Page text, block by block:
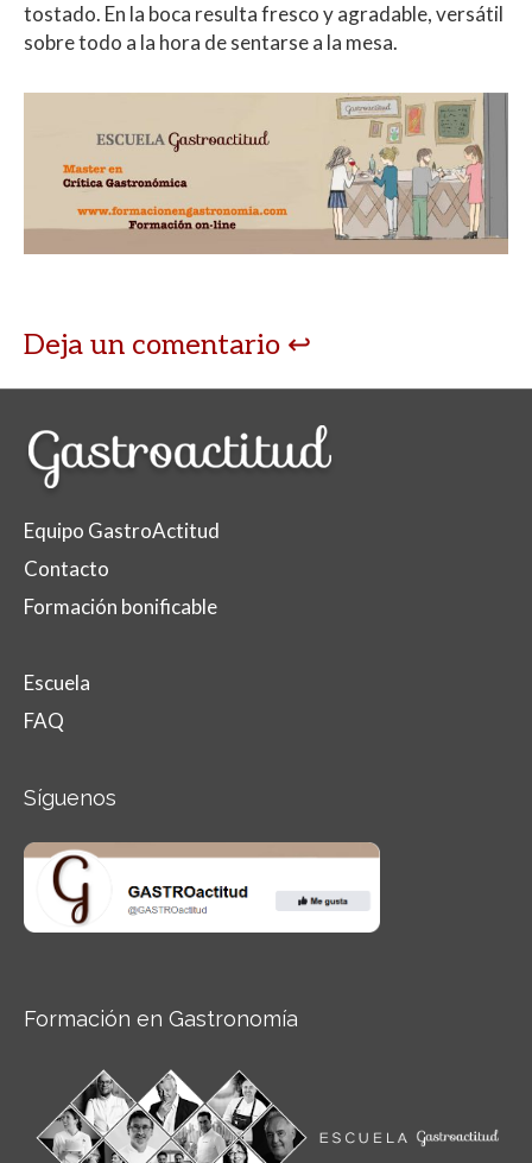
tostado. En la boca resulta fresco y agradable, versátil
sobre todo a la hora de sentarse a la mesa.
Deja un comentario
Equipo GastroActitud
Contacto
Formación bonificable
Escuela
FAQ
Síguenos
Formación en Gastronomía